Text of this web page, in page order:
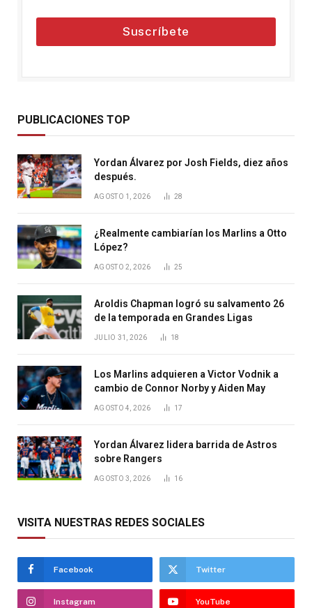
Suscríbete
PUBLICACIONES TOP
Yordan Álvarez por Josh Fields, diez años
después.
AGOSTO 1, 2026 28
¿Realmente cambiarían los Marlins a Otto
López?
AGOSTO 2, 2026 25
Aroldis Chapman logró su salvamento 26
de la temporada en Grandes Ligas
JULIO 31, 2026 18
Los Marlins adquieren a Victor Vodnik a
cambio de Connor Norby y Aiden May
AGOSTO 4, 2026 17
Yordan Álvarez lidera barrida de Astros
sobre Rangers
AGOSTO 3, 2026 16
VISITA NUESTRAS REDES SOCIALES
Facebook Twitter
Instagram YouTube